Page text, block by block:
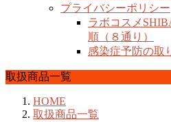
プライバシーポリシー
ラボコスメ
順（８通り）
感染症予防の取
取扱商品一覧
HOME
取扱商品一覧